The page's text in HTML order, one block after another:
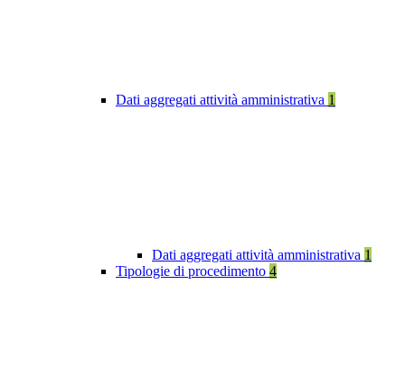
Dati aggregati attività amministrativa 1
Dati aggregati attività amministrativa 1
Tipologie di procedimento 4